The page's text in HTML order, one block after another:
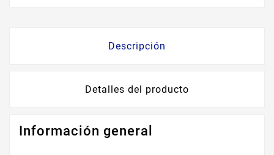
Descripción
Detalles del producto
Información general